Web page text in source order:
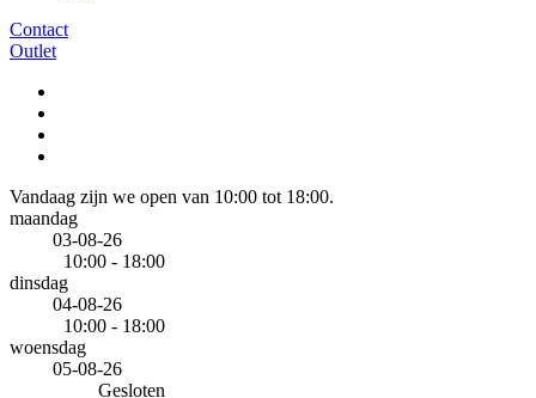
Contact
Outlet
Vandaag zijn we open van 10:00 tot 18:00.
maandag
03-08-26
10:00 - 18:00
dinsdag
04-08-26
10:00 - 18:00
woensdag
05-08-26
Gesloten